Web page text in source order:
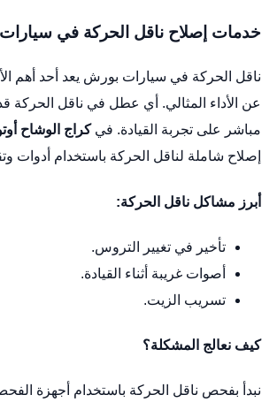
خدمات إصلاح ناقل الحركة في
ناقل الحركة في سيارات بورش يعد أحد أهم
عن الأداء المثالي. أي عطل في ناقل الحركة
مباشر على تجربة القيادة. فيكراج الوشاح
إصلاح شاملة لناقل الحركة باستخدام أدوات
أبرز مشاكل ناقل الحركة:
تأخير في تغيير التروس.
أصوات غريبة أثناء القيادة.
تسريب الزيت.
كيف نعالج المشكلة؟
نبدأ بفحص ناقل الحركة باستخدام أجهزة